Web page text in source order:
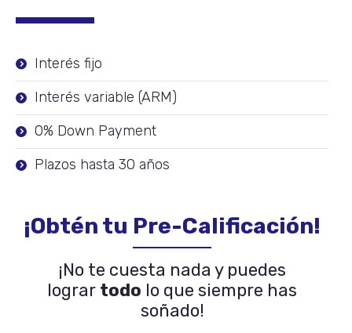
Interés fijo
Interés variable (ARM)
0% Down Payment
Plazos hasta 30 años
¡Obtén tu Pre-Calificación!
¡No te cuesta nada y puedes
lograr todo lo que siempre has
soñado!